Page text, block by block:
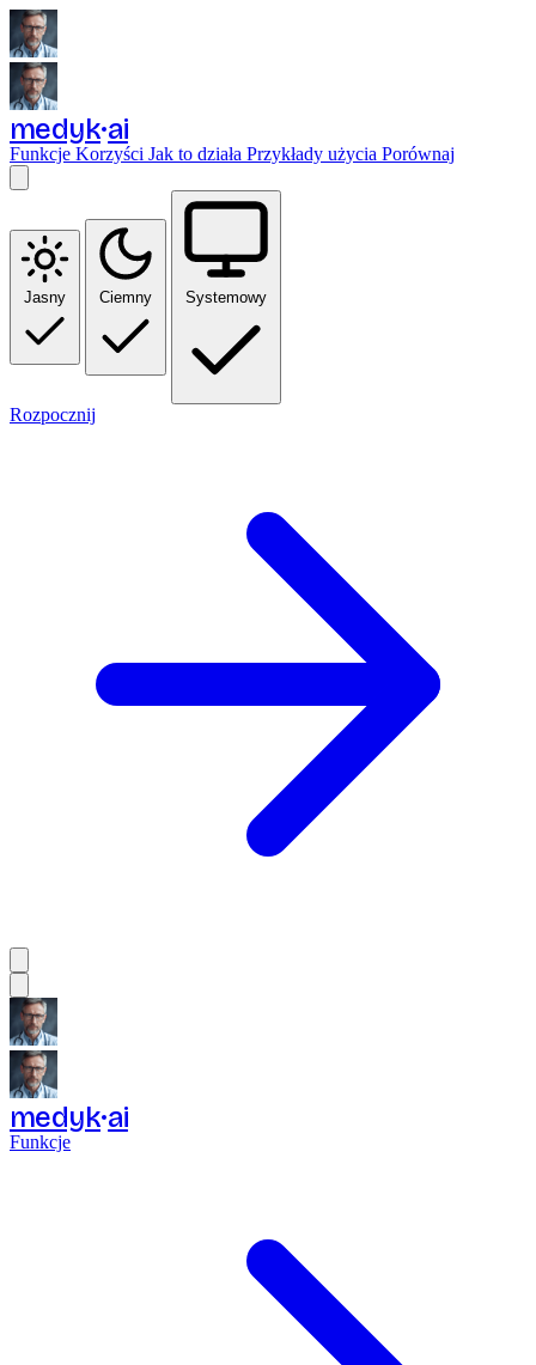
medyk ai
Funkcje Korzyści Jak to działa Przykłady użycia Porównaj
Jasny Ciemny Systemowy
Rozpocznij
medyk ai
Funkcje